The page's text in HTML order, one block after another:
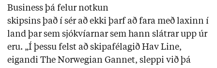
Business þá felur notkun
skipsins það í sér að ekki þarf að fara með laxinn í
land þar sem sjókvíarnar sem hann slátrar upp úr
eru. „Í þessu felst að skipafélagið Hav Line,
eigandi The Norwegian Gannet, sleppi við þá